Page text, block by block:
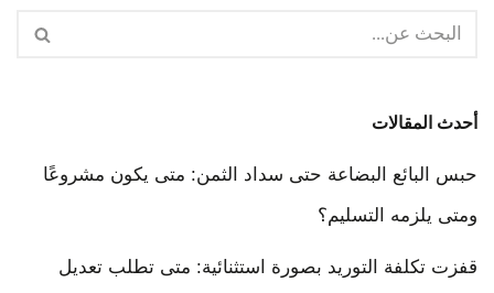
أحدث المقالات
حبس البائع البضاعة حتى سداد الثمن: متى يكون مشروعًا
ومتى يلزمه التسليم؟
قفزت تكلفة التوريد بصورة استثنائية: متى تطلب تعديل